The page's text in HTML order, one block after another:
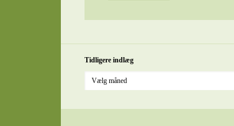
Tidligere indlæg